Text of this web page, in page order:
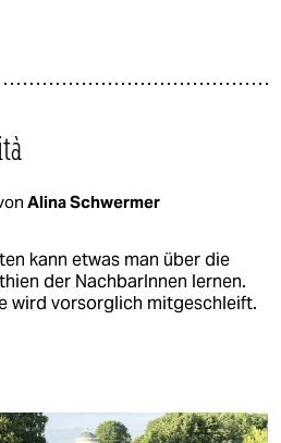
Alina Schwermer
kann etwas man über die
der NachbarInnen lernen.
wird vorsorglich mitgeschleift.